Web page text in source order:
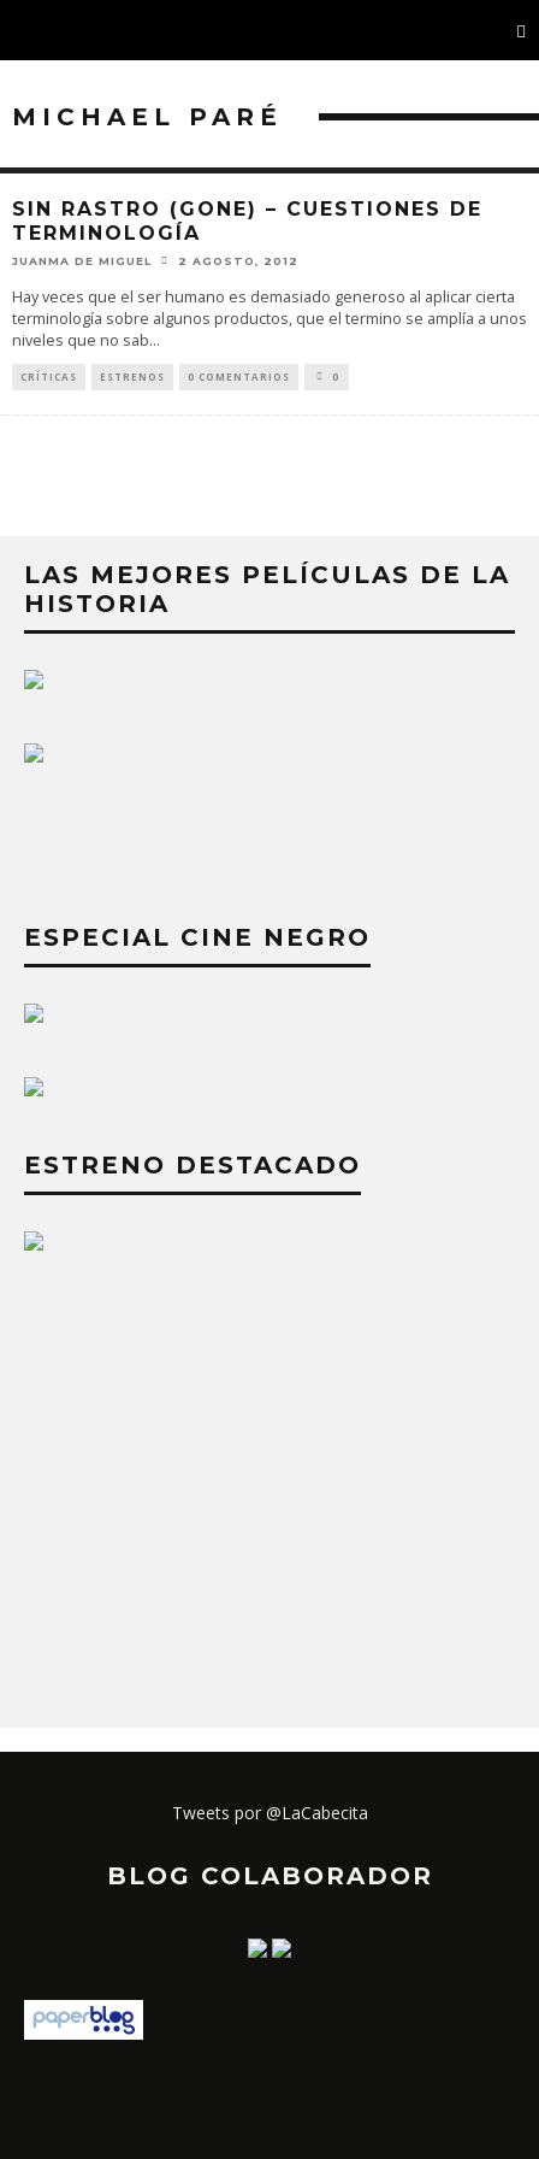
MICHAEL PARÉ
SIN RASTRO (GONE) – CUESTIONES DE
TERMINOLOGÍA
JUANMA DE MIGUEL 2 AGOSTO, 2012
Hay veces que el ser humano es demasiado generoso al aplicar cierta
terminología sobre algunos productos, que el termino se amplía a unos
niveles que no sab...
CRÍTICAS ESTRENOS 0 COMENTARIOS 0
LAS MEJORES PELÍCULAS DE LA
HISTORIA
ESPECIAL CINE NEGRO
ESTRENO DESTACADO
Tweets por @LaCabecita
BLOG COLABORADOR